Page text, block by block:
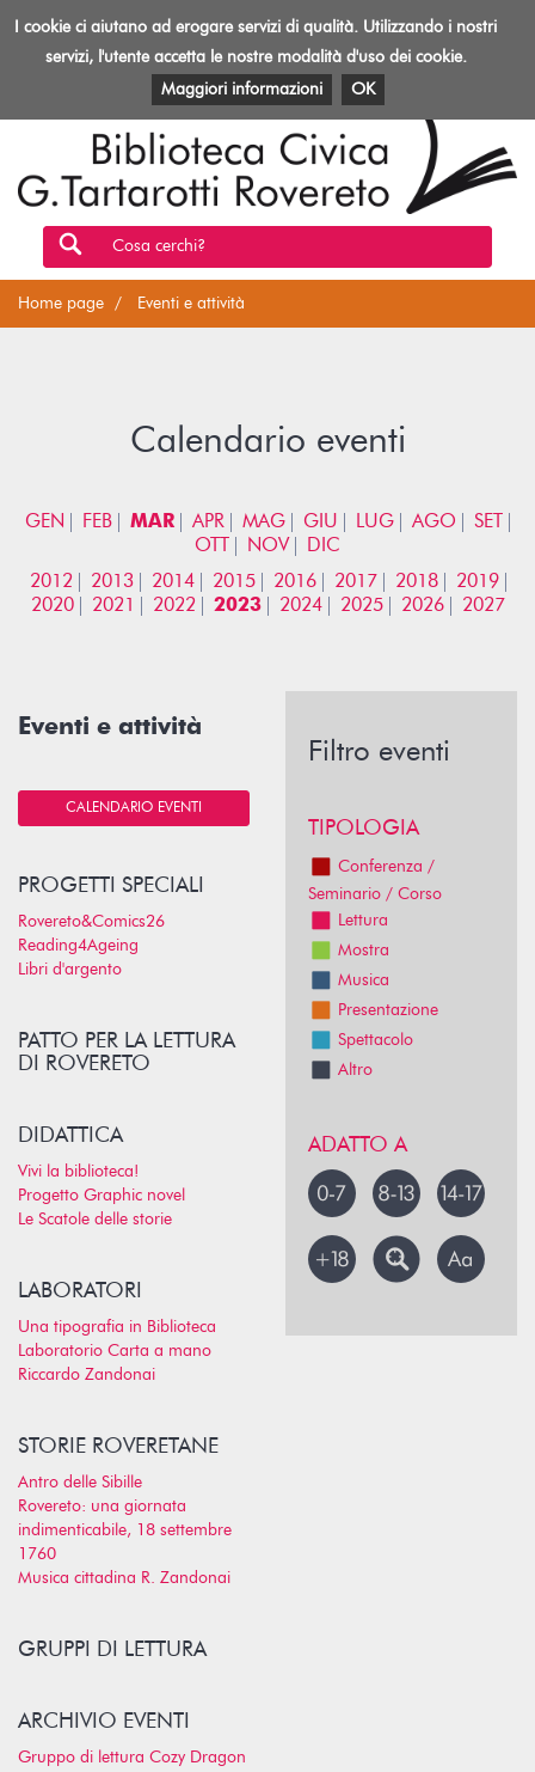
Toggle
Biblioteca
Rovereto
EVENTI E ATTIVITÀ PATRIMONIO E RISORSE
Cosa cerchi?
Home page Eventi e attività
Calendario eventi
GEN FEB MAR APR MAG GIU LUG AGO
SET
OTT
NOV
DIC
2012
2013 2014 2015 2016 2017 2018
2019
2020
2021 2022 2023 2024 2025 2026 2027
Eventi e attività
CALENDARIO EVENTI
PROGETTI SPECIALI
Rovereto&Comics26
Reading4Ageing
Libri d'argento
PATTO PER LA LETTURA
DI ROVERETO
DIDATTICA
Vivi la biblioteca!
Progetto Graphic novel
Le Scatole delle storie
LABORATORI
Una tipografia in Biblioteca
Laboratorio Carta a mano
Riccardo Zandonai
STORIE ROVERETANE
Antro delle Sibille
Rovereto: una giornata
indimenticabile, 18 settembre
1760
Musica cittadina R. Zandonai
GRUPPI DI LETTURA
ARCHIVIO EVENTI
Gruppo di lettura Cozy Dragon
Filtro eventi
TIPOLOGIA
Conferenza /
Seminario / Corso
Lettura
Mostra
Musica
Presentazione
Spettacolo
Altro
ADATTO A
I cookie ci aiutano ad erogare servizi di qualità. Utilizzando i nostri
servizi, l'utente accetta le nostre modalità d'uso dei cookie.
Maggiori informazioni
OK